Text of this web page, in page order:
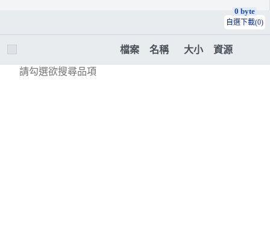
0 byte
自選下載(0)
檔案 名稱 大小 資源
請勾選欲搜尋品項